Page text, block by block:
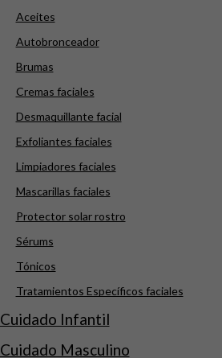
Aceites
Autobronceador
Brumas
Cremas faciales
Desmaquillante facial
Exfoliantes faciales
Limpiadores faciales
Mascarillas faciales
Protector solar rostro
Sérums
Tónicos
Tratamientos Específicos faciales
Cuidado Infantil
Cuidado Masculino